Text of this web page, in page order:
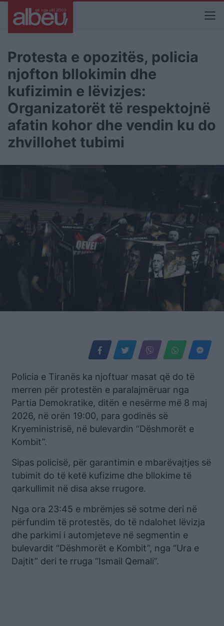
Protesta e opozitës, policia
njofton bllokimin dhe
kufizimin e lëvizjes:
Organizatorët të respektojnë
afatin kohor dhe vendin ku do
zhvillohet tubimi
Policia e Tiranës ka njoftuar masat që do të
merren për protestën e paralajmëruar nga
Partia Demokratike, ditën e nesërme më 8 maj
2026, në orën 19:00, para godinës së
Kryeministrisë, në bulevardin “Dëshmorët e
Kombit”.
Sipas policisë, për garantimin e mbarëvajtjes së
tubimit do të ketë kufizime dhe bllokime të
qarkullimit në disa akse rrugore.
Nga ora 23:45 e mbrëmjes së sotme deri në
përfundim të protestës, do të ndalohet lëvizja
dhe parkimi i automjeteve në segmentin e
bulevardit “Dëshmorët e Kombit”, nga “Ura e
Dajtit” deri te rruga “Ismail Qemali”.